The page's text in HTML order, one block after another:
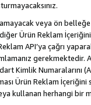
veya ön
Ürün Reklam
API’ya çağrı
gerekmektedir.
Kimlik Numaralarını
Ürün Reklam
kullanan herhangi bir